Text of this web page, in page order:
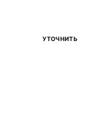
УТОЧНИТЬ